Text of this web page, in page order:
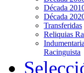
Década
Década
Transferidas
Reliquias
Indumentaria
Racinguista